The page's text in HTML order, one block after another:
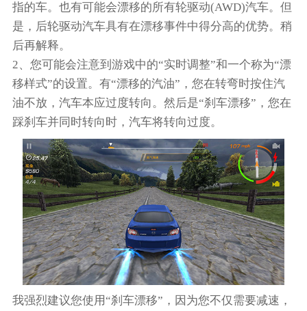
指的车。也有可能会漂移的所有轮驱动(AWD)汽车。但
是，后轮驱动汽车具有在漂移事件中得分高的优势。稍
后再解释。
2、您可能会注意到游戏中的“实时调整”和一个称为“漂
移样式”的设置。有“漂移的汽油”，您在转弯时按住汽
油不放，汽车本应过度转向。然后是“刹车漂移”，您在
踩刹车并同时转向时，汽车将转向过度。
我强烈建议您使用“刹车漂移”，因为您不仅需要减速，